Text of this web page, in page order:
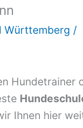
Württemberg /
Hundetrainer
Ihnen hier